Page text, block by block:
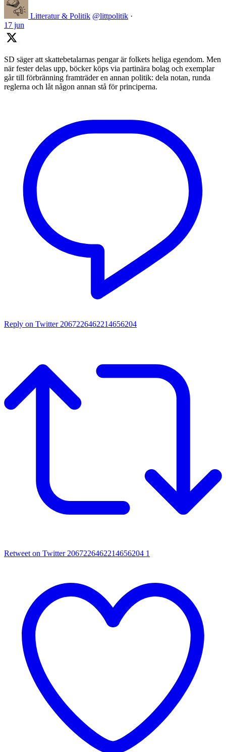
Litteratur & Politik @littpolitik ·
17 jun
SD säger att skattebetalarnas pengar är folkets heliga egendom. Men
när fester delas upp, böcker köps via partinära bolag och exemplar
går till förbränning framträder en annan politik: dela notan, runda
reglerna och låt någon annan stå för principerna.
Reply on Twitter 2067226462214656204
Retweet on Twitter 2067226462214656204 1